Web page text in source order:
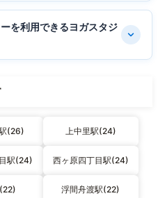
を利用できるヨガスタジ
(26) 上中里駅(24)
駅(24) 西ヶ原四丁目駅(24)
浮間舟渡駅(22)